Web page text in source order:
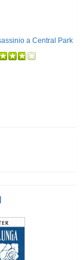
a Central Park